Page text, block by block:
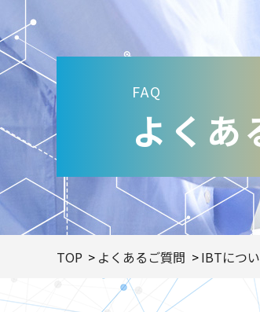
FAQ
よくあ
TOP よくあるご質問 IBTにつ